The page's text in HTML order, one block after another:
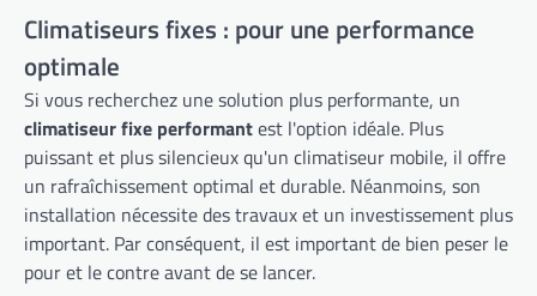
Climatiseurs fixes : pour une performance
optimale
Si vous recherchez une solution plus performante, un
climatiseur fixe performantest l'option idéale. Plus
puissant et plus silencieux qu'un climatiseur mobile, il offre
un rafraîchissement optimal et durable. Néanmoins, son
installation nécessite des travaux et un investissement plus
important. Par conséquent, il est important de bien peser le
pour et le contre avant de se lancer.